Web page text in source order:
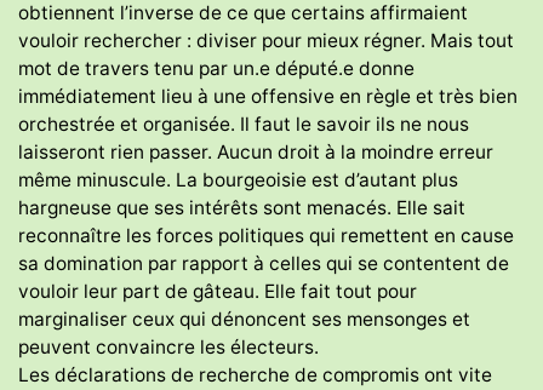
obtiennent l’inverse de ce que certains affirmaient
vouloir rechercher : diviser pour mieux régner. Mais tout
mot de travers tenu par un.e député.e donne
immédiatement lieu à une offensive en règle et très bien
orchestrée et organisée. Il faut le savoir ils ne nous
laisseront rien passer. Aucun droit à la moindre erreur
même minuscule. La bourgeoisie est d’autant plus
hargneuse que ses intérêts sont menacés. Elle sait
reconnaître les forces politiques qui remettent en cause
sa domination par rapport à celles qui se contentent de
vouloir leur part de gâteau. Elle fait tout pour
marginaliser ceux qui dénoncent ses mensonges et
peuvent convaincre les électeurs.
Les déclarations de recherche de compromis ont vite